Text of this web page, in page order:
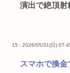
演出で絶頂射
15 : 2026/05/31(日)
スマホで換